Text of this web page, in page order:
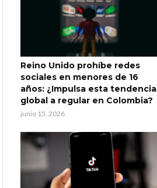
Reino Unido prohíbe redes
sociales en menores de 16
años: ¿Impulsa esta tendencia
global a regular en Colombia?
junio 15, 2026